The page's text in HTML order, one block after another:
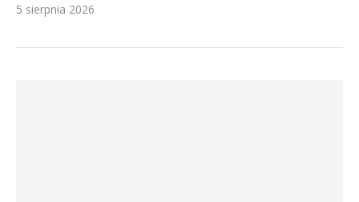
5 sierpnia 2026